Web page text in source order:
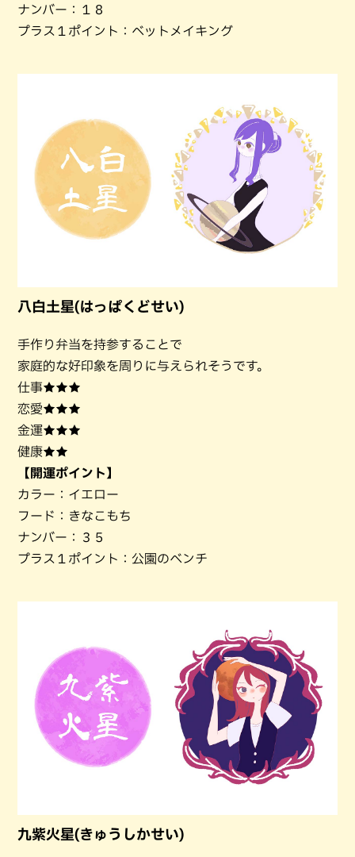
ナンバー：１８
プラス１ポイント：ベットメイキング
八白土星(はっぱくどせい)
手作り弁当を持参することで
家庭的な好印象を周りに与えられそうです。
仕事★★★
恋愛★★★
金運★★★
健康★★
【開運ポイント】
カラー：イエロー
フード：きなこもち
ナンバー：３５
プラス１ポイント：公園のベンチ
九紫火星(きゅうしかせい)